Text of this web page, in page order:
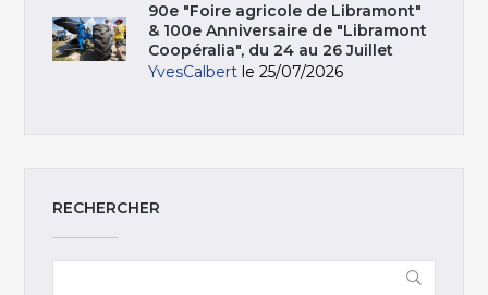
90e "Foire agricole de Libramont"
& 100e Anniversaire de "Libramont
Coopéralia", du 24 au 26 Juillet
YvesCalbert le 25/07/2026
RECHERCHER